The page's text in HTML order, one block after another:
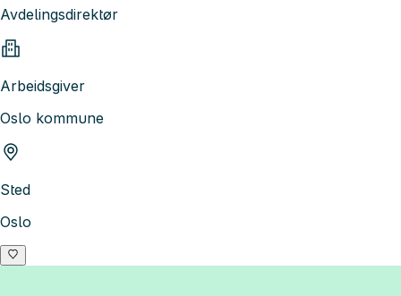
Avdelingsdirektør
Arbeidsgiver
Oslo kommune
Sted
Oslo